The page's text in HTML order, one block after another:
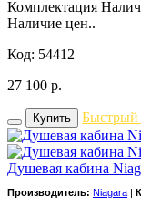
Комплектация
Наличие цен..
Код: 54412
27 100 р.
Купить Быстрый
Душевая кабина
Производитель: Niagara